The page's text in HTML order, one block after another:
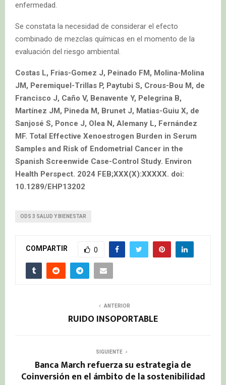
enfermedad.
Se constata la necesidad de considerar el efecto
combinado de mezclas químicas en el momento de la
evaluación del riesgo ambiental.
Costas L, Frias-Gomez J, Peinado FM, Molina-Molina
JM, Peremiquel-Trillas P, Paytubi S, Crous-Bou M, de
Francisco J, Caño V, Benavente Y, Pelegrina B,
Martínez JM, Pineda M, Brunet J, Matias-Guiu X, de
Sanjosé S, Ponce J, Olea N, Alemany L, Fernández
MF. Total Effective Xenoestrogen Burden in Serum
Samples and Risk of Endometrial Cancer in the
Spanish Screenwide Case-Control Study. Environ
Health Perspect. 2024 FEB;XXX(X):XXXXX. doi:
10.1289/EHP13202
ODS 3 SALUD Y BIENESTAR
COMPARTIR 0
ANTERIOR
RUIDO INSOPORTABLE
SIGUIENTE
Banca March refuerza su estrategia de
Coinversión en el ámbito de la sostenibilidad